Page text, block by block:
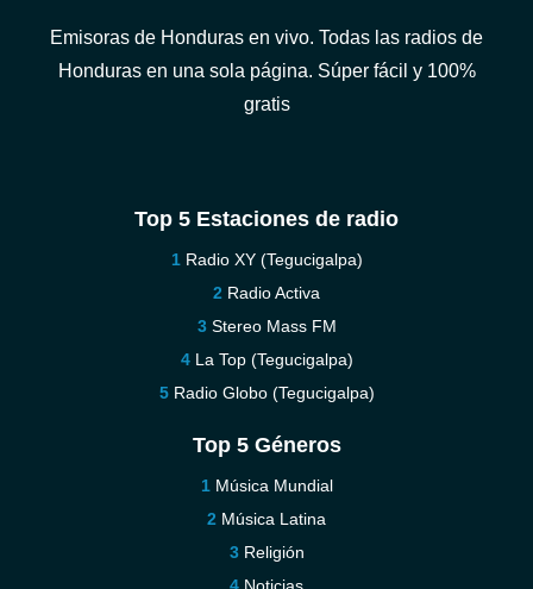
Emisoras de Honduras en vivo. Todas las radios de
Honduras en una sola página. Súper fácil y 100%
gratis
Top 5 Estaciones de radio
Radio XY (Tegucigalpa)
Radio Activa
Stereo Mass FM
La Top (Tegucigalpa)
Radio Globo (Tegucigalpa)
Top 5 Géneros
Música Mundial
Música Latina
Religión